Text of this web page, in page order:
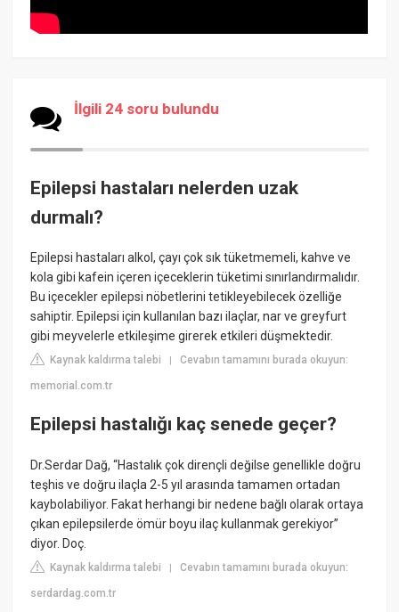
İlgili 24 soru bulundu
Epilepsi hastaları nelerden uzak
durmalı?
Epilepsi hastaları alkol, çayı çok sık tüketmemeli, kahve ve
kola gibi kafein içeren içeceklerin tüketimi sınırlandırmalıdır.
Bu içecekler epilepsi nöbetlerini tetikleyebilecek özelliğe
sahiptir. Epilepsi için kullanılan bazı ilaçlar, nar ve greyfurt
gibi meyvelerle etkileşime girerek etkileri düşmektedir.
Kaynak kaldırma talebi |Cevabın tamamını burada okuyun:
memorial.com.tr
Epilepsi hastalığı kaç senede geçer?
Dr.Serdar Dağ, “Hastalık çok dirençli değilse genellikle doğru
teşhis ve doğru ilaçla 2-5 yıl arasında tamamen ortadan
kaybolabiliyor. Fakat herhangi bir nedene bağlı olarak ortaya
çıkan epilepsilerde ömür boyu ilaç kullanmak gerekiyor”
diyor. Doç.
Kaynak kaldırma talebi |Cevabın tamamını burada okuyun:
serdardag.com.tr